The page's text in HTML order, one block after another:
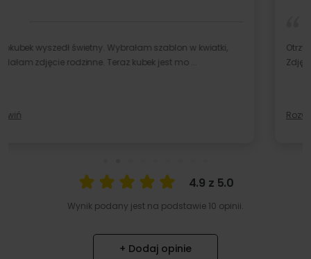
Otrzymałam kubek, z którego średnio jestem zadowolona.
Zdjęcia na nim są bardzo jasne i mało wyraźne ...
4.9 z 5.0
Wynik podany jest na podstawie 10 opinii.
+ Dodaj opinie